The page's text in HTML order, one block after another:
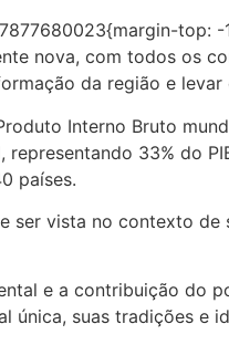
nova, com todos os
da região e levar
Interno Bruto
33% do
países.
ser vista no contexto
e a contribuição do
única, suas tradições